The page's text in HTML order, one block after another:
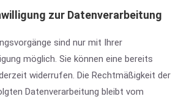
zur Datenverarbeitung
sind nur mit Ihrer
möglich. Sie können eine bereits
widerrufen. Die Rechtmäßigkeit der
Datenverarbeitung bleibt vom